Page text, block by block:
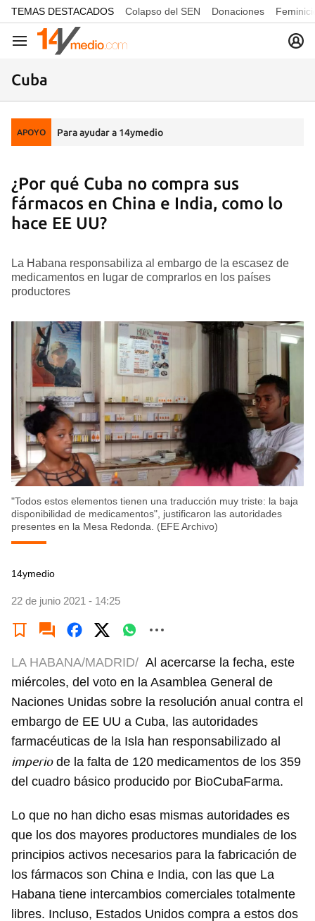
common.go-to-content
TEMAS DESTACADOS Colapso del SEN Donaciones
Navegación
Cuba
APOYO Para ayudar a 14ymedio
¿Por qué Cuba no compra sus
fármacos en China e India, como lo
hace EE UU?
La Habana responsabiliza al embargo de la escasez de
medicamentos en lugar de comprarlos en los países
productores
"Todos estos elementos tienen una traducción muy triste: la baja
disponibilidad de medicamentos", justificaron las autoridades
presentes en la Mesa Redonda. (EFE Archivo)
14ymedio
22 de junio 2021 - 14:25
LA HABANA/MADRID/ Al acercarse la fecha, este
miércoles, del voto en la Asamblea General de
Naciones Unidas sobre la resolución anual contra el
embargo de EE UU a Cuba, las autoridades
farmacéuticas de la Isla han responsabilizado al
imperiode la falta de 120 medicamentos de los 359
del cuadro básico producido por BioCubaFarma.
Lo que no han dicho esas mismas autoridades es
que los dos mayores productores mundiales de los
principios activos necesarios para la fabricación de
los fármacos son China e India, con las que La
Habana tiene intercambios comerciales totalmente
libres. Incluso, Estados Unidos compra a estos dos